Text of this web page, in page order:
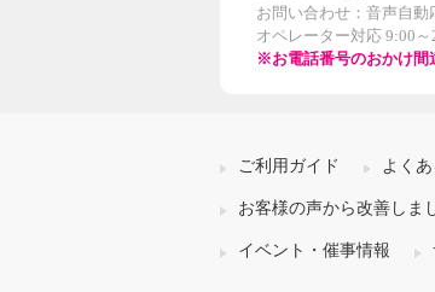
お問い合わせ：音声自動
オペレーター対応 9:00～
※お電話番号のおかけ間
ご利用ガイド よく
お客様の声から改善しま
イベント・催事情報